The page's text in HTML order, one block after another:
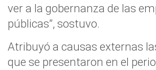
ver a la gobernanza de las
públicas”, sostuvo.
Atribuyó a causas externas
que se presentaron en el